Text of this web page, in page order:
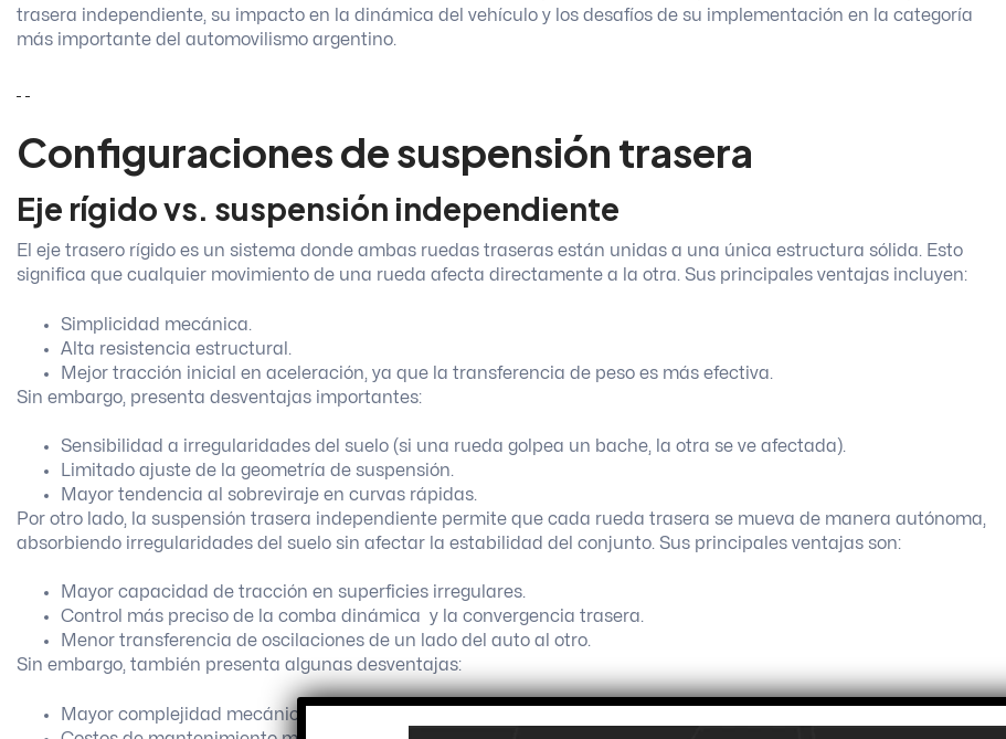
trasera independiente, su impacto en la dinámica del vehículo y los desafíos de su implementación en la categoría
más importante del automovilismo argentino.
Configuraciones de suspensión trasera
Eje rígido vs. suspensión independiente
El eje trasero rígido es un sistema donde ambas ruedas traseras están unidas a una única estructura sólida. Esto
significa que cualquier movimiento de una rueda afecta directamente a la otra. Sus principales ventajas incluyen:
Simplicidad mecánica.
Alta resistencia estructural.
Mejor tracción inicial en aceleración, ya que la transferencia de peso es más efectiva.
Sin embargo, presenta desventajas importantes:
Sensibilidad a irregularidades del suelo (si una rueda golpea un bache, la otra se ve afectada).
Limitado ajuste de la geometría de suspensión.
Mayor tendencia al sobreviraje en curvas rápidas.
Por otro lado, la suspensión trasera independiente permite que cada rueda trasera se mueva de manera autónoma,
absorbiendo irregularidades del suelo sin afectar la estabilidad del conjunto. Sus principales ventajas son:
Mayor capacidad de tracción en superficies irregulares.
Control más preciso de la comba dinámica y la convergencia trasera.
Menor transferencia de oscilaciones de un lado del auto al otro.
Sin embargo, también presenta algunas desventajas:
Mayor complejidad mecánica.